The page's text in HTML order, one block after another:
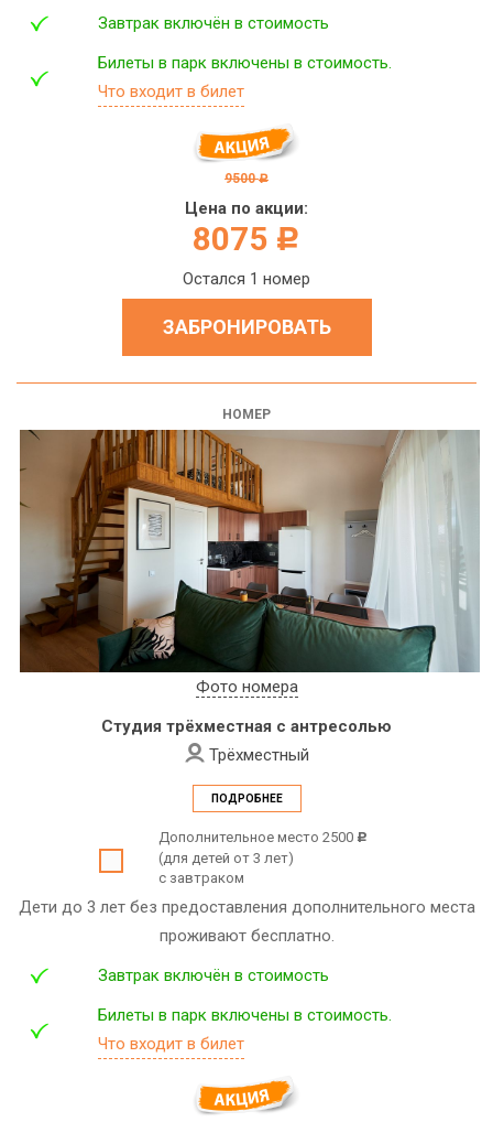
Завтрак включён в стоимость
Билеты в парк включены в стоимость.
Что входит в билет
9500 c
Цена по акции:
8075 c
Остался 1 номер
ЗАБРОНИРОВАТЬ
НОМЕР
Фото номера
Студия трёхместная с антресолью
Трёхместный
ПОДРОБНЕЕ
Дополнительное место 2500 c
(для детей от 3 лет)
с завтраком
Дети до 3 лет без предоставления дополнительного места
проживают бесплатно.
Завтрак включён в стоимость
Билеты в парк включены в стоимость.
Что входит в билет